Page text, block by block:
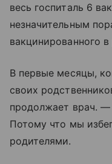
весь госпиталь 6
незначительным
вакцинированного
В первые месяцы,
своих
продолжает врач. —
Потому что мы
родителями.